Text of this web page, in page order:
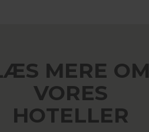
MERE OM
VORES
HOTELLER